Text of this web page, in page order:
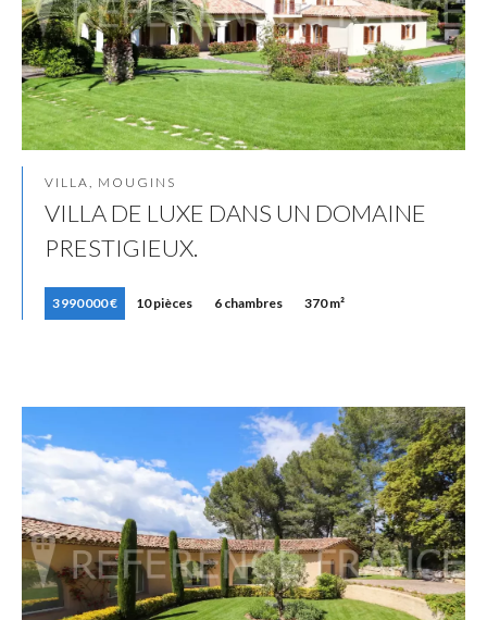
VILLA, MOUGINS
VILLA DE LUXE DANS UN DOMAINE
PRESTIGIEUX.
3 990 000 € 10 pièces 6 chambres 370 m²